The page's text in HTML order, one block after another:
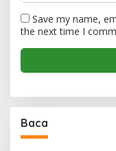
Save my name,
the next time I
Baca